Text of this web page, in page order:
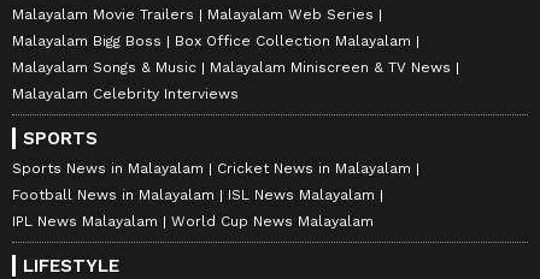
Malayalam Movie Trailers
Malayalam Web Series
Malayalam Bigg Boss
Box Office Collection Malayalam
Malayalam Songs & Music
Malayalam Miniscreen & TV News
Malayalam Celebrity Interviews
SPORTS
Sports News in Malayalam
Cricket News in Malayalam
Football News in Malayalam
ISL News Malayalam
IPL News Malayalam
World Cup News Malayalam
LIFESTYLE